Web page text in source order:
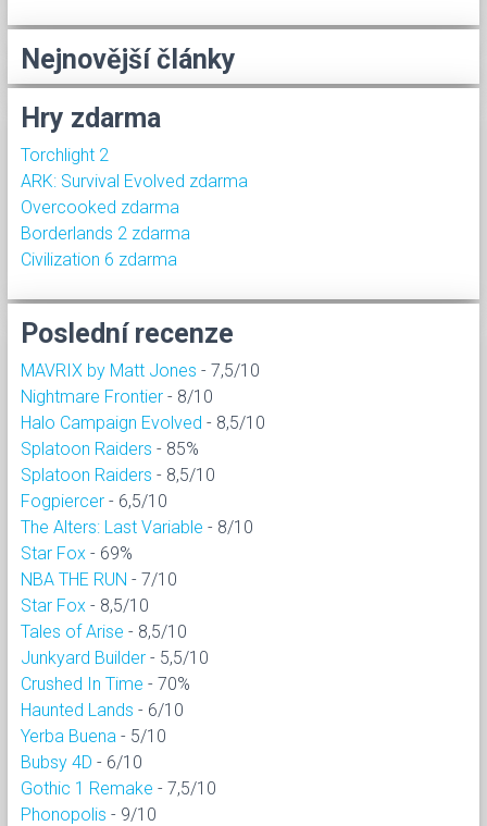
Nejnovější články
Hry zdarma
Torchlight 2
ARK: Survival Evolved zdarma
Overcooked zdarma
Borderlands 2 zdarma
Civilization 6 zdarma
Poslední recenze
MAVRIX by Matt Jones - 7,5/10
Nightmare Frontier - 8/10
Halo Campaign Evolved - 8,5/10
Splatoon Raiders - 85%
Splatoon Raiders - 8,5/10
Fogpiercer - 6,5/10
The Alters: Last Variable - 8/10
Star Fox - 69%
NBA THE RUN - 7/10
Star Fox - 8,5/10
Tales of Arise - 8,5/10
Junkyard Builder - 5,5/10
Crushed In Time - 70%
Haunted Lands - 6/10
Yerba Buena - 5/10
Bubsy 4D - 6/10
Gothic 1 Remake - 7,5/10
Phonopolis - 9/10